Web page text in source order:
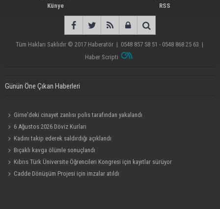
Künye
RSS
Tüm Hakları Saklıdır © 2017 Haberatör| 0548 857 58 51 - 0548 868 25 63 |
Haber Scripti
Günün Öne Çıkan Haberleri
Girne'deki cinayet zanlısı polis tarafından yakalandı
6 Ağustos 2026 Döviz Kurları
Kadını takip ederek saldırdığı açıklandı
Bıçaklı kavga ölümle sonuçlandı
Kıbrıs Türk Üniversite Öğrencileri Kongresi için kayıtlar sürüyor
Cadde Dönüşüm Projesi için imzalar atıldı